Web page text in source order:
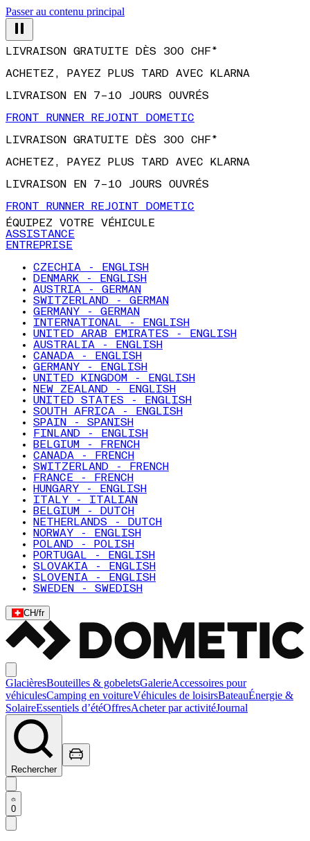
Passer au contenu principal
ACHETEZ, PAYEZ PLUS TARD AVEC KLARNA
LIVRAISON EN 7–10 JOURS OUVRÉS
FRONT RUNNER REJOINT DOMETIC
LIVRAISON GRATUITE DÈS 300 CHF*
ACHETEZ, PAYEZ PLUS TARD AVEC KLARNA
LIVRAISON EN 7–10 JOURS OUVRÉS
FRONT RUNNER REJOINT DOMETIC
ÉQUIPEZ VOTRE VÉHICULE
ASSISTANCE
ENTREPRISE
CZECHIA - ENGLISH
DENMARK - ENGLISH
AUSTRIA - GERMAN
SWITZERLAND - GERMAN
GERMANY - GERMAN
INTERNATIONAL - ENGLISH
UNITED ARAB EMIRATES - ENGLISH
AUSTRALIA - ENGLISH
CANADA - ENGLISH
GERMANY - ENGLISH
UNITED KINGDOM - ENGLISH
NEW ZEALAND - ENGLISH
UNITED STATES - ENGLISH
SOUTH AFRICA - ENGLISH
SPAIN - SPANISH
FINLAND - ENGLISH
BELGIUM - FRENCH
CANADA - FRENCH
SWITZERLAND - FRENCH
FRANCE - FRENCH
HUNGARY - ENGLISH
ITALY - ITALIAN
BELGIUM - DUTCH
NETHERLANDS - DUTCH
NORWAY - ENGLISH
POLAND - POLISH
PORTUGAL - ENGLISH
SLOVAKIA - ENGLISH
SLOVENIA - ENGLISH
SWEDEN - SWEDISH
CH/fr
GlacièresBouteilles & gobeletsGalerieAccessoires pour
véhiculesCamping en voitureVéhicules de loisirsBateauÉnergie &
SolaireEssentiels d’étéOffresAcheter par activitéJournal
Rechercher
0